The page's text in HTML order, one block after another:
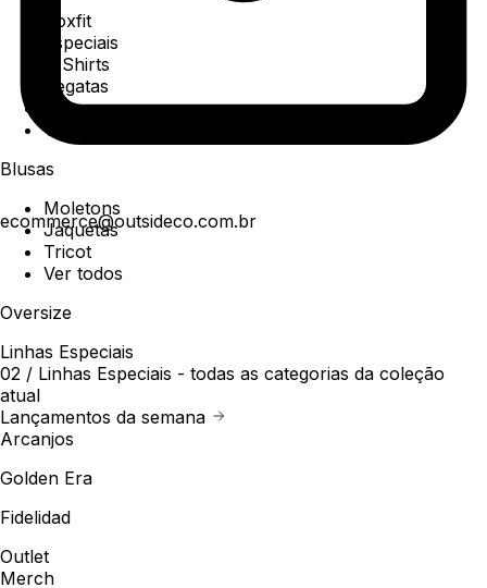
ecommerce@outsideco.com.br
Boxfit
Especiais
T-Shirts
Regatas
Polo
Ver todos
Blusas
Moletons
Jaquetas
Tricot
Ver todos
Oversize
Linhas Especiais
02 / Linhas Especiais - todas as categorias da coleção
atual
Lançamentos da semana
Arcanjos
Golden Era
Fidelidad
Outlet
Merch